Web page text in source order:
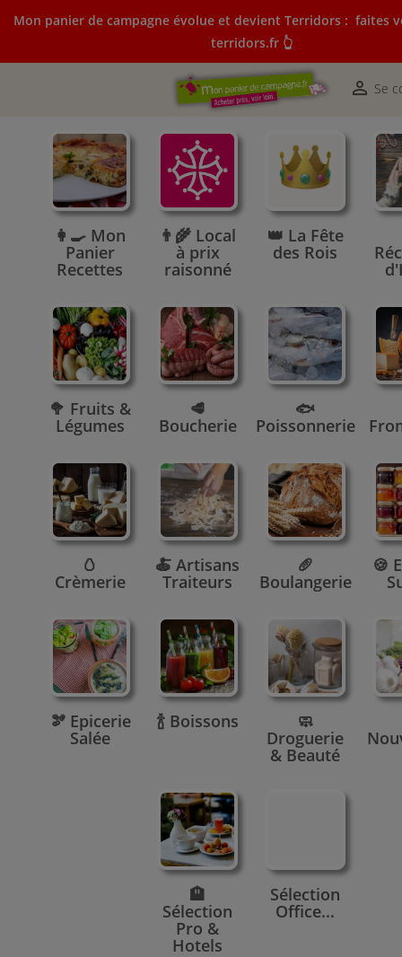
Mon panier de campagne évolue et devient Terridors : faites
terridors.fr 👆
 Se
Mon panier de campagne évolue et devient Terridors:
courses sur terridors.fr 👆
👩‍🍳 Mon
Panier
Recettes
👨‍🌾 Local
à prix
raisonné
👑 La Fête
des Rois
🥦 Fruits &
Légumes
🥩
Boucherie
🐟
Poissonnerie
🥚
Crèmerie
🍝 Artisans
Traiteurs
🥖
Boulangerie
🍪
🫘 Epicerie
Salée
🍾 Boissons 🧼
Droguerie
& Beauté
🏨
Sélection
Pro &
Hotels
Sélection
Office...